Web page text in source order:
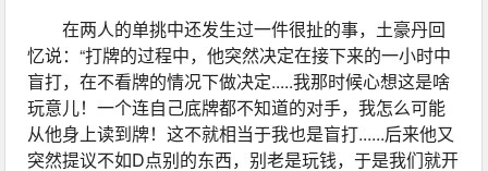
在两人的单挑中还发生过一件很扯的事，土豪丹回
忆说：“打牌的过程中，他突然决定在接下来的一小时中
盲打，在不看牌的情况下做决定.....我那时候心想这是啥
玩意儿！一个连自己底牌都不知道的对手，我怎么可能
从他身上读到牌！这不就相当于我也是盲打......后来他又
突然提议不如D点别的东西，别老是玩钱，于是我们就开